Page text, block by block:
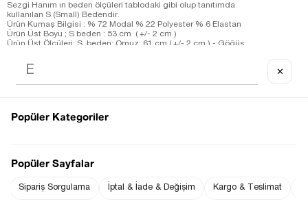
Sezgi Hanım ın beden ölçüleri tablodaki gibi olup tanıtımda
kullanılan S (Small) Bedendir.
Ürün Kumaş Bilgisi : % 72 Modal % 22 Polyester % 6 Elastan
Ürün Üst Boyu ; S beden : 53 cm ( +/- 2 cm )
Ürün Üst Ölçüleri; S beden: Omuz: 61 cm ( +/- 2 cm ) - Göğüs:
Ürün Alt Boyu ;
S beden : 95 cm ( +/- 2 cm )
Ürün Alt Ölçüleri;
farklılık vardır.
✕
Popüler Kategoriler
Popüler Sayfalar
Sipariş Sorgulama İptal & İade & Değişim Kargo & Teslimat